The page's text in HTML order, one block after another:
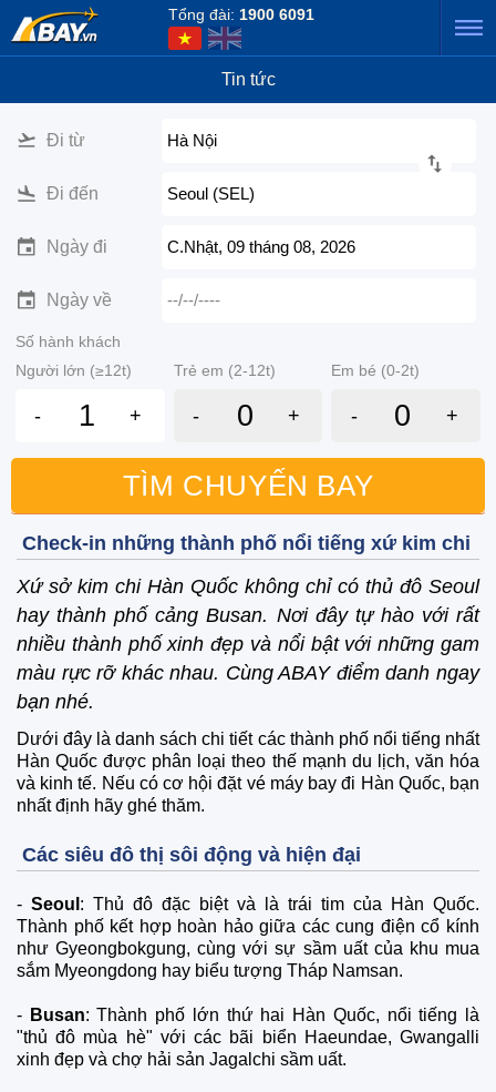
Tổng đài: 1900 6091
Tin tức
Đi từ Hà Nội
Đi đến Seoul (SEL)
Ngày đi C.Nhật, 09 tháng 08, 2026
Ngày về --/--/----
Số hành khách
Người lớn (≥12t)
Trẻ em (2-12t) Em bé (0-2t)
- + - + - +
TÌM CHUYẾN BAY
Check-in những thành phố nổi tiếng xứ kim chi
Xứ sở kim chi Hàn Quốc không chỉ có thủ đô Seoul
hay thành phố cảng Busan. Nơi đây tự hào với rất
nhiều thành phố xinh đẹp và nổi bật với những gam
màu rực rỡ khác nhau. Cùng ABAY điểm danh ngay
bạn nhé.
Dưới đây là danh sách chi tiết các thành phố nổi tiếng nhất
Hàn Quốc được phân loại theo thế mạnh du lịch, văn hóa
và kinh tế. Nếu có cơ hội đặt vé máy bay đi Hàn Quốc, bạn
nhất định hãy ghé thăm.
Các siêu đô thị sôi động và hiện đại
- Seoul : Thủ đô đặc biệt và là trái tim của Hàn Quốc.
Thành phố kết hợp hoàn hảo giữa các cung điện cổ kính
như Gyeongbokgung, cùng với sự sầm uất của khu mua
sắm Myeongdong hay biểu tượng Tháp Namsan.
- Busan: Thành phố lớn thứ hai Hàn Quốc, nổi tiếng là
"thủ đô mùa hè" với các bãi biển Haeundae, Gwangalli
xinh đẹp và chợ hải sản Jagalchi sầm uất.